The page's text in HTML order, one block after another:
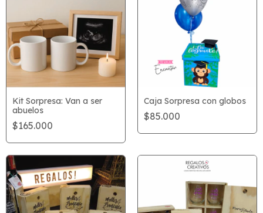
Kit Sorpresa: Van a ser
abuelos
$165.000
Caja Sorpresa con globos
$85.000